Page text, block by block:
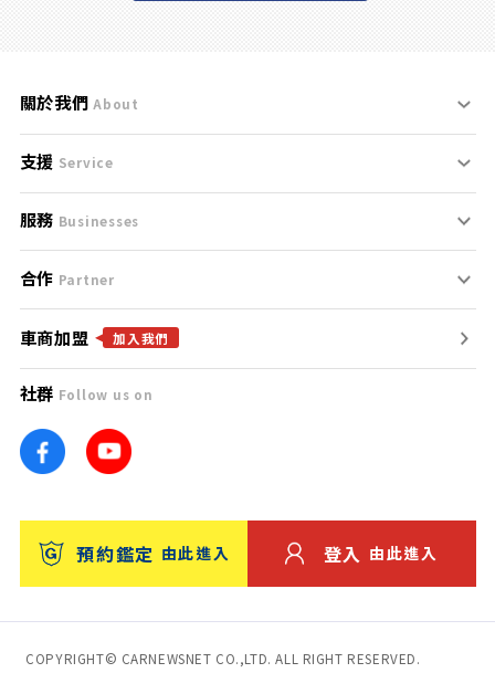
關於我們 About
刊登規範
服務條款
免責聲明
隱私權政策
團隊
車訊網
台灣優良中古車商大獎
支援 Service
支援中心
聯絡我們
服務 Businesses
什麼是Goo鑑定？
找好車
找好店
找海外車
消費者評價
保固
合作 Partner
合作夥伴
廣告合作
車商加盟 加入我們
社群 Follow us on
預約鑑定 由此進入 登入 由此進入
COPYRIGHT© CARNEWSNET CO.,LTD. ALL RIGHT RESERVED.